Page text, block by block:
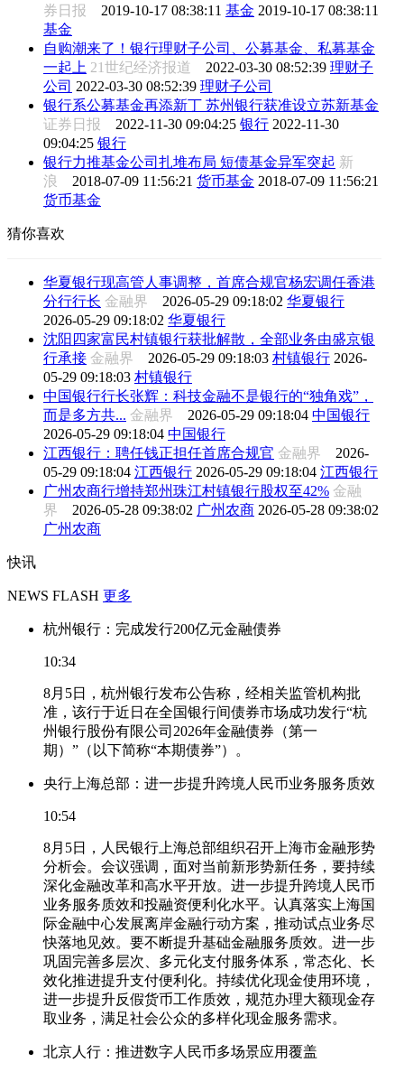
券日报 2019-10-17 08:38:11 基金 2019-10-17 08:38:11
基金
自购潮来了！银行理财子公司、公募基金、私募基金
一起上 21世纪经济报道 2022-03-30 08:52:39 理财子
公司 2022-03-30 08:52:39 理财子公司
银行系公募基金再添新丁 苏州银行获准设立苏新基金
证券日报 2022-11-30 09:04:25 银行 2022-11-30
09:04:25 银行
银行力推基金公司扎堆布局 短债基金异军突起 新
浪 2018-07-09 11:56:21 货币基金 2018-07-09 11:56:21
货币基金
猜你喜欢
华夏银行现高管人事调整，首席合规官杨宏调任香港
分行行长 金融界 2026-05-29 09:18:02 华夏银行
2026-05-29 09:18:02 华夏银行
沈阳四家富民村镇银行获批解散，全部业务由盛京银
行承接 金融界 2026-05-29 09:18:03 村镇银行 2026-
05-29 09:18:03 村镇银行
中国银行行长张辉：科技金融不是银行的“独角戏”，
而是多方共... 金融界 2026-05-29 09:18:04 中国银行
2026-05-29 09:18:04 中国银行
江西银行：聘任钱正担任首席合规官 金融界 2026-
05-29 09:18:04 江西银行 2026-05-29 09:18:04 江西银行
广州农商行增持郑州珠江村镇银行股权至42% 金融
界 2026-05-28 09:38:02 广州农商 2026-05-28 09:38:02
广州农商
快讯
NEWS FLASH 更多
杭州银行：完成发行200亿元金融债券
10:34
8月5日，杭州银行发布公告称，经相关监管机构批
准，该行于近日在全国银行间债券市场成功发行“杭
州银行股份有限公司2026年金融债券（第一
期）”（以下简称“本期债券”）。
央行上海总部：进一步提升跨境人民币业务服务质效
10:54
8月5日，人民银行上海总部组织召开上海市金融形势
分析会。会议强调，面对当前新形势新任务，要持续
深化金融改革和高水平开放。进一步提升跨境人民币
业务服务质效和投融资便利化水平。认真落实上海国
际金融中心发展离岸金融行动方案，推动试点业务尽
快落地见效。要不断提升基础金融服务质效。进一步
巩固完善多层次、多元化支付服务体系，常态化、长
效化推进提升支付便利化。持续优化现金使用环境，
进一步提升反假货币工作质效，规范办理大额现金存
取业务，满足社会公众的多样化现金服务需求。
北京人行：推进数字人民币多场景应用覆盖